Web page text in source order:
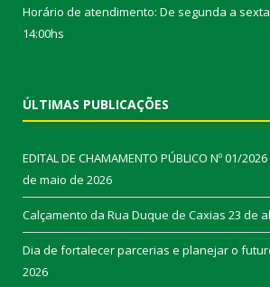
Horário de atendimento: De segunda a
14:00hs
ÚLTIMAS PUBLICAÇÕES
EDITAL DE CHAMAMENTO PÚBLICO Nº 01/
de maio de 2026
Calçamento da Rua Duque de Caxias 23 de
Dia de fortalecer parcerias e planejar o
2026